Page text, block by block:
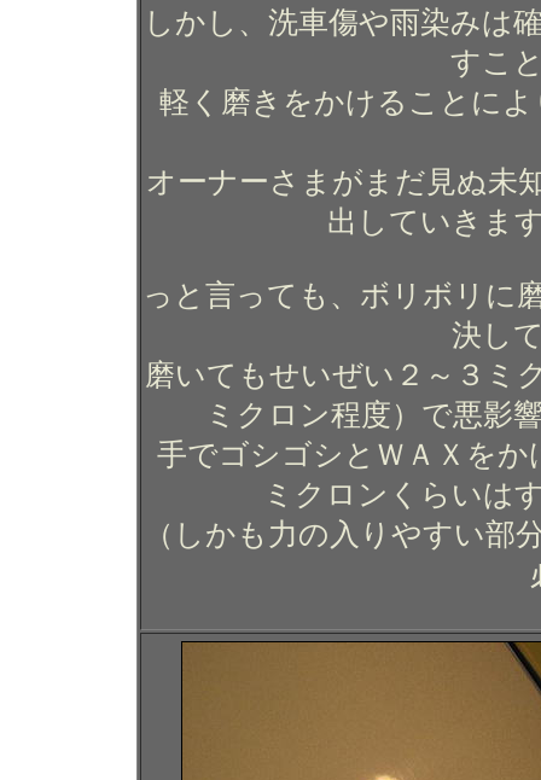
しかし、洗車傷や雨染みは
すこ
軽く磨きをかけることに
オーナーさまがまだ見ぬ未
出していきま
っと言っても、ボリボリに
決し
磨いてもせいぜい２～３ミ
ミクロン程度）で悪影
手でゴシゴシとＷＡＸを
ミクロンくらいは
（しかも力の入りやすい部